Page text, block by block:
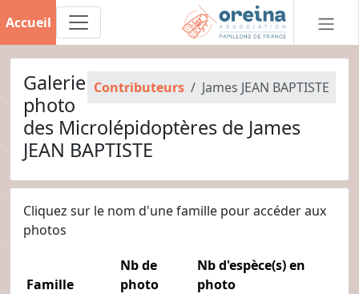
Accueil
Contributeurs James JEAN BAPTISTE
Galerie
photo
des Microlépidoptères de James
JEAN BAPTISTE
Cliquez sur le nom d'une famille pour accéder aux
photos
Famille
Nb de
photo
Nb d'espèce(s) en
photo